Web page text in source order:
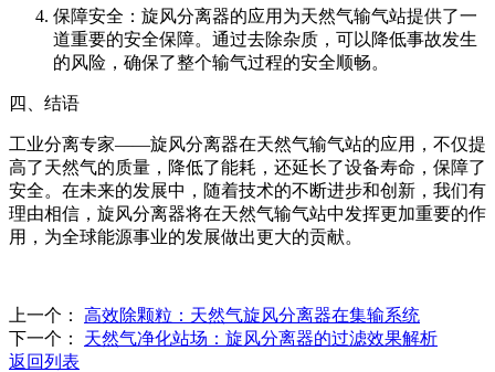
保障安全：旋风分离器的应用为天然气输气站提供了一
道重要的安全保障。通过去除杂质，可以降低事故发生
的风险，确保了整个输气过程的安全顺畅。
四、结语
工业分离专家——旋风分离器在天然气输气站的应用，不仅提
高了天然气的质量，降低了能耗，还延长了设备寿命，保障了
安全。在未来的发展中，随着技术的不断进步和创新，我们有
理由相信，旋风分离器将在天然气输气站中发挥更加重要的作
用，为全球能源事业的发展做出更大的贡献。
上一个：
‌高效除颗粒：天然气旋风分离器在集输系统‌
下一个：
‌天然气净化站场：旋风分离器的过滤效果解析‌
返回列表